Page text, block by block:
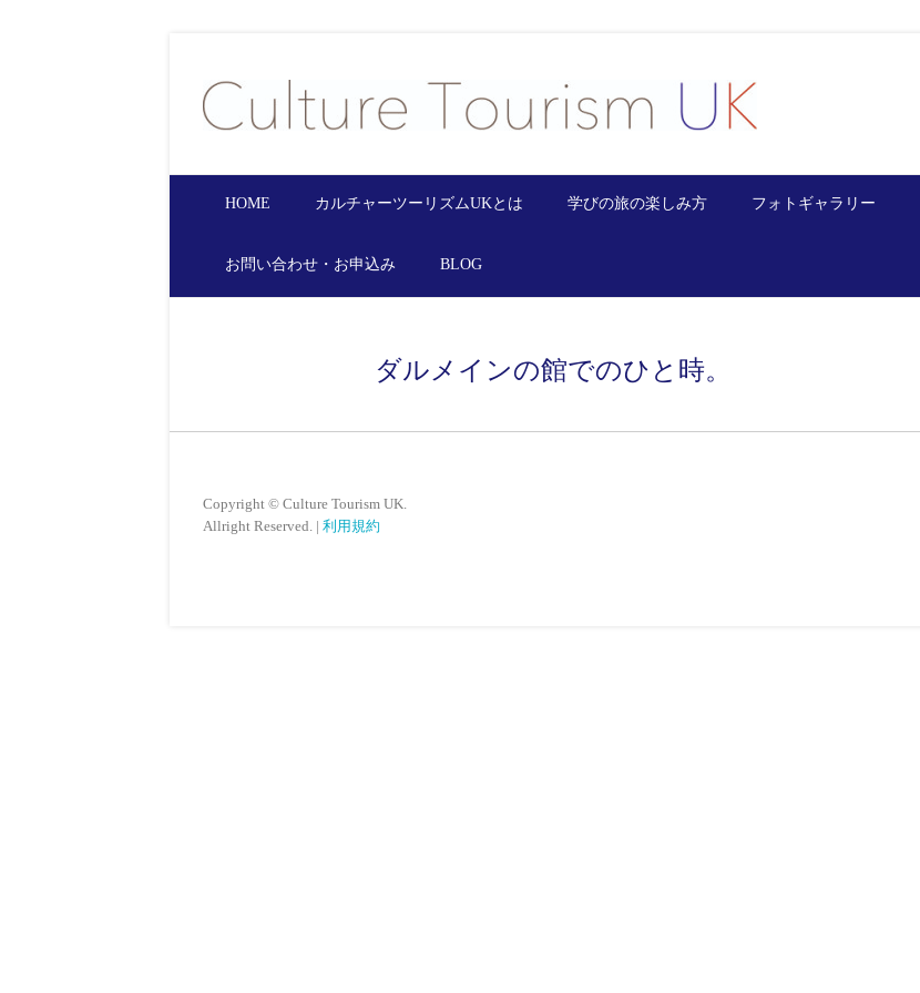
HOME カルチャーツーリズムUKとは 学びの旅の楽しみ方 フォトギャラリー
お問い合わせ・お申込み BLOG
ダルメインの館でのひと時。
Copyright © Culture Tourism UK.
Allright Reserved. | 利用規約